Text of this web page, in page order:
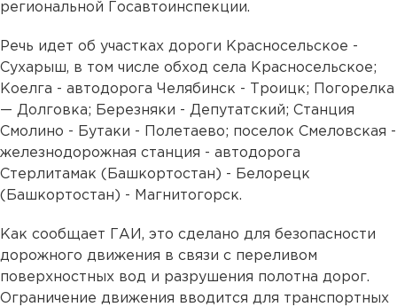
региональной Госавтоинспекции.
Речь идет об участках дороги Красносельское -
Сухарыш, в том числе обход села Красносельское;
Коелга - автодорога Челябинск - Троицк; Погорелка
— Долговка; Березняки - Депутатский; Станция
Смолино - Бутаки - Полетаево; поселок Смеловская -
железнодорожная станция - автодорога
Стерлитамак (Башкортостан) - Белорецк
(Башкортостан) - Магнитогорск.
Как сообщает ГАИ, это сделано для безопасности
дорожного движения в связи с переливом
поверхностных вод и разрушения полотна дорог.
Ограничение движения вводится для транспортных